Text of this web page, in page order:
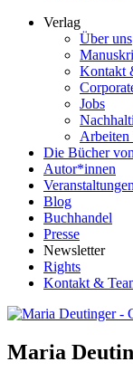
Verlag
Über uns
Kontakt
Jobs
Arbeiten
Die Bücher
Autor*innen
Veranstaltungen
Blog
Buchhandel
Presse
Newsletter
Rights
Kontakt &
Maria